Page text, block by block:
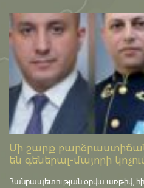
Մի շարք
են գեներալ-մայորի
Հանրապետության օրվա առթիվ,